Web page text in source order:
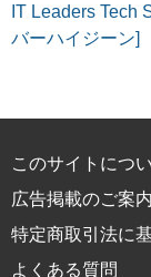
IT Leaders Tech
バーハイジーン]
このサイトにつ
広告掲載のご案内
特定商取引法に
よくある質問